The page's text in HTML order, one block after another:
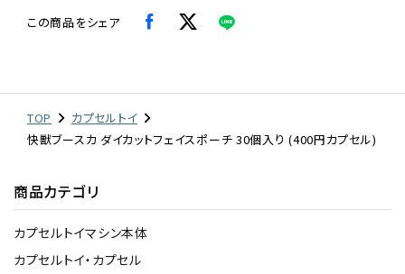
この商品をシェア
TOP
カプセルトイ
快獣ブースカ ダイカットフェイスポーチ 30個入り (400円カプセル)
商品カテゴリ
カプセルトイマシン本体
カプセルトイ・カプセル